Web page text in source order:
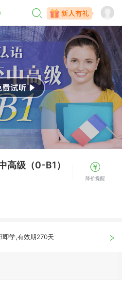
高级（0-B1）
降价提醒
即学,有效期270天